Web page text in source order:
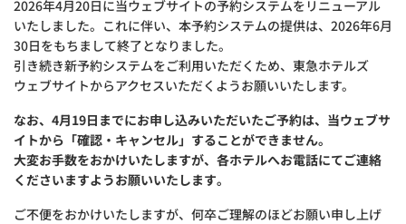
2026年4月20日に当ウェブサイトの予約システムをリニューアル
いたしました。これに伴い、本予約システムの提供は、2026年6月
30日をもちまして終了となりました。
引き続き新予約システムをご利用いただくため、東急ホテルズ
ウェブサイトからアクセスいただくようお願いいたします。
なお、4月19日までにお申し込みいただいたご予約は、当ウェブサ
イトから「確認・キャンセル」することができません。
大変お手数をおかけいたしますが、各ホテルへお電話にてご連絡
くださいますようお願いいたします。
ご不便をおかけいたしますが、何卒ご理解のほどお願い申し上げ